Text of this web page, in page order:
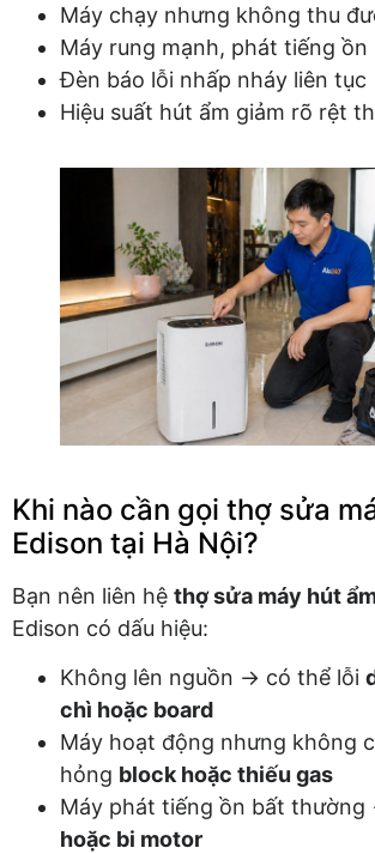
Máy chạy nhưng không thu
Máy rung mạnh, phát tiếng ồn
Đèn báo lỗi nhấp nháy liên tục
Hiệu suất hút ẩm giảm rõ rệt
Khi nào cần gọi thợ sửa
Edison tại Hà Nội?
Bạn nên liên hệ thợ sửa máy hút
Edison có dấu hiệu:
Không lên nguồn → có thể lỗi
chì hoặc board
Máy hoạt động nhưng không
hỏng block hoặc thiếu gas
Máy phát tiếng ồn bất
hoặc bi motor